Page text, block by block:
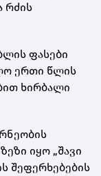
რძის
ფასები
ერთი წლის
ხირბალი
იყო „შავი
შეფერხებების